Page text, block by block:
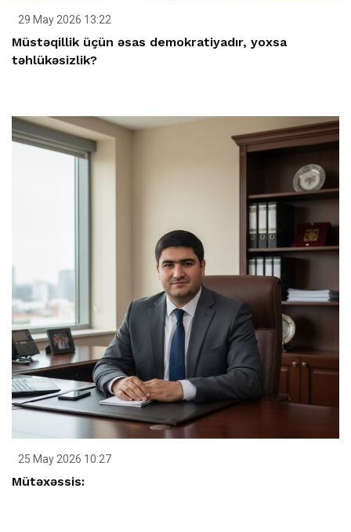
29 May 2026 13:22
Müstəqillik üçün əsas demokratiyadır, yoxsa
təhlükəsizlik?
25 May 2026 10:27
Mütəxəssis: